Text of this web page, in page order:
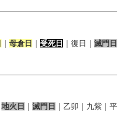
母倉日 受死日 ｜復日｜ 滅門日
地火日 滅門日
｜乙卯｜九紫｜平